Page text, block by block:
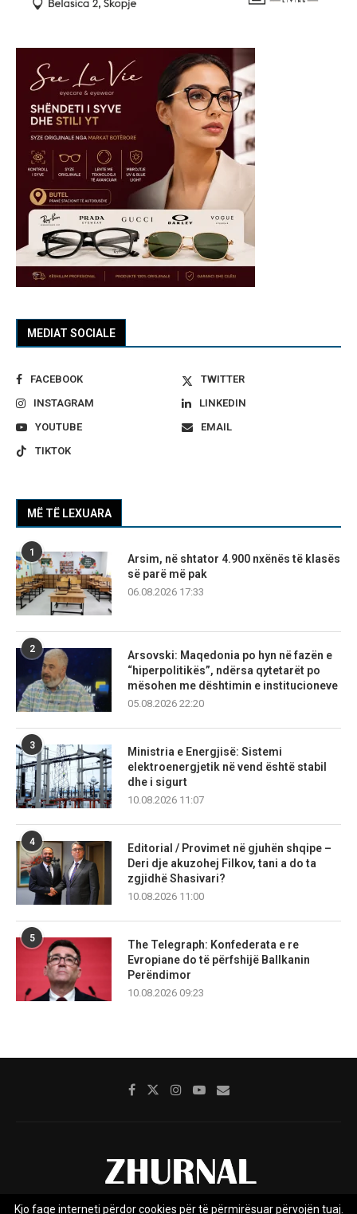
MEDIAT SOCIALE
FACEBOOK
TWITTER
INSTAGRAM
LINKEDIN
YOUTUBE
EMAIL
TIKTOK
MË TË LEXUARA
1
Arsim, në shtator 4.900 nxënës të klasës
së parë më pak
06.08.2026 17:33
2
Arsovski: Maqedonia po hyn në fazën e
“hiperpolitikës”, ndërsa qytetarët po
mësohen me dështimin e institucioneve
05.08.2026 22:20
3
Ministria e Energjisë: Sistemi
elektroenergjetik në vend është stabil
dhe i sigurt
10.08.2026 11:07
4
Editorial / Provimet në gjuhën shqipe –
Deri dje akuzohej Filkov, tani a do ta
zgjidhë Shasivari?
10.08.2026 11:00
5
The Telegraph: Konfederata e re
Evropiane do të përfshijë Ballkanin
Perëndimor
10.08.2026 09:23
Kjo faqe interneti përdor cookies për të përmirësuar përvojën tuaj.